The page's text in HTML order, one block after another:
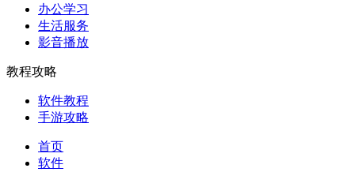
办公学习
生活服务
影音播放
教程攻略
软件教程
手游攻略
首页
软件